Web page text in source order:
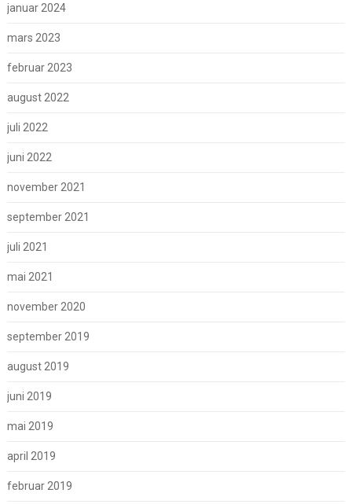
januar 2024
mars 2023
februar 2023
august 2022
juli 2022
juni 2022
november 2021
september 2021
juli 2021
mai 2021
november 2020
september 2019
august 2019
juni 2019
mai 2019
april 2019
februar 2019